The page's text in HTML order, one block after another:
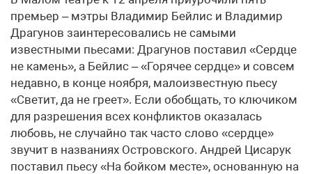
премьер – мэтры Владимир Бейлис и Владимир
Драгунов заинтересовались не самыми
известными пьесами: Драгунов поставил «Сердце
не камень», а Бейлис – «Горячее сердце» и совсем
недавно, в конце ноября, малоизвестную пьесу
«Светит, да не греет». Если обобщать, то ключиком
для разрешения всех конфликтов оказалась
любовь, не случайно так часто слово «сердце»
звучит в названиях Островского. Андрей Цисарук
поставил пьесу «На бойком месте», основанную на